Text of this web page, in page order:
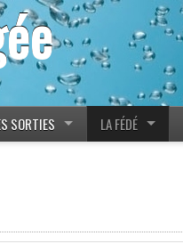
SORTIES LA FÉDÉ